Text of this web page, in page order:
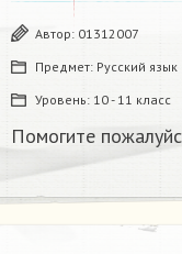
Автор: 01312007
Предмет: Русский язык
Уровень: 10 - 11 класс
Помогите